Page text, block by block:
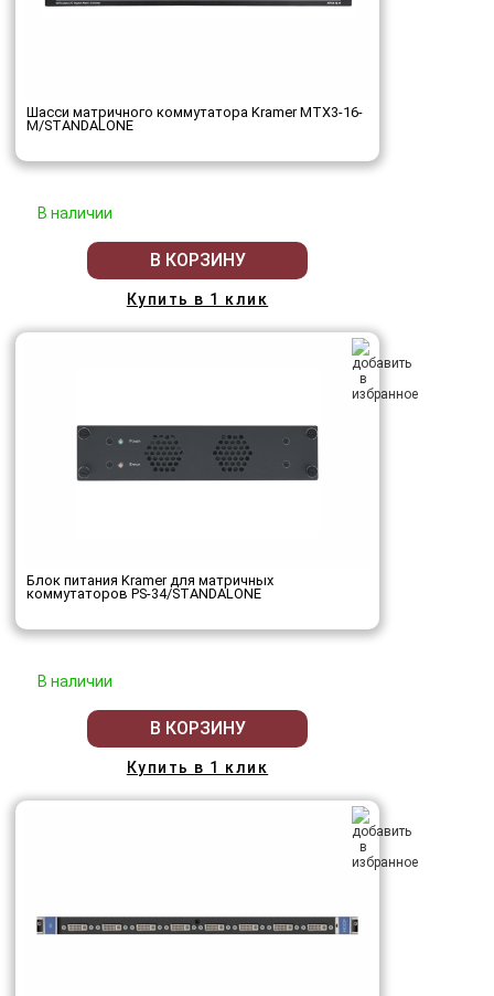
Шасси матричного коммутатора Kramer MTX3-16-
M/STANDALONE
В наличии
В КОРЗИНУ
Купить в 1 клик
Блок питания Kramer для матричных
коммутаторов PS-34/STANDALONE
В наличии
В КОРЗИНУ
Купить в 1 клик